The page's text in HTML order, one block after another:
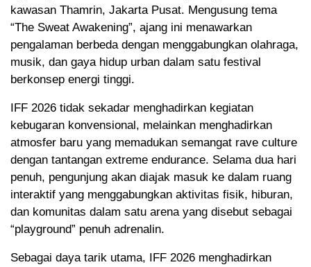
kawasan Thamrin, Jakarta Pusat. Mengusung tema
“The Sweat Awakening”, ajang ini menawarkan
pengalaman berbeda dengan menggabungkan olahraga,
musik, dan gaya hidup urban dalam satu festival
berkonsep energi tinggi.
IFF 2026 tidak sekadar menghadirkan kegiatan
kebugaran konvensional, melainkan menghadirkan
atmosfer baru yang memadukan semangat rave culture
dengan tantangan extreme endurance. Selama dua hari
penuh, pengunjung akan diajak masuk ke dalam ruang
interaktif yang menggabungkan aktivitas fisik, hiburan,
dan komunitas dalam satu arena yang disebut sebagai
“playground” penuh adrenalin.
Sebagai daya tarik utama, IFF 2026 menghadirkan